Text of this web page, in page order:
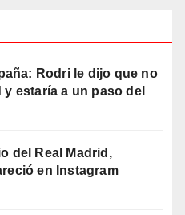
Rodri le dijo que no
y estaría a un paso del
del Real Madrid,
en Instagram